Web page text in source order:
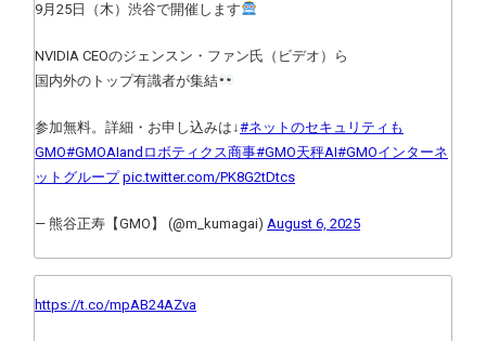
9月25日（木）渋谷で開催します
NVIDIA CEOのジェンスン・ファン氏（ビデオ）ら
国内外のトップ有識者が集結
参加無料。詳細・お申し込みは↓#ネットのセキュリティも
GMO#GMOAIandロボティクス商事#GMO天秤AI#GMOインターネ
ットグループ pic.twitter.com/PK8G2tDtcs
— 熊谷正寿【GMO】 (@m_kumagai) August 6, 2025
https://t.co/mpAB24AZva